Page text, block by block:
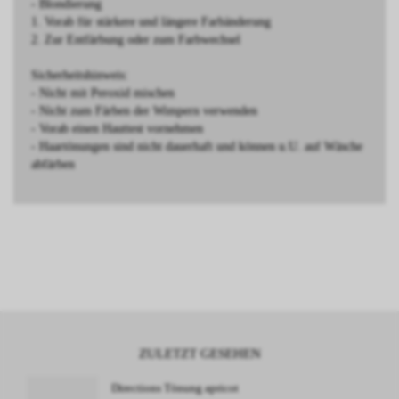
- Blondierung
1. Vorab für stärkere und längere Farbänderung
2. Zur Entfärbung oder zum Farbwechsel
Sicherheitshinweis:
- Nicht mit Peroxid mischen
- Nicht zum Färben der Wimpern verwenden
- Vorab einen Hauttest vornehmen
- Haartönungen sind nicht dauerhaft und können u.U. auf Wäsche
abfärben
ZULETZT GESEHEN
Directions Tönung apricot